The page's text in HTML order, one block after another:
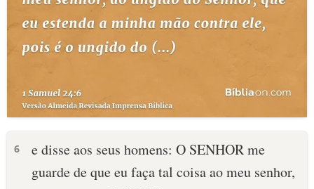
6
e disse aos seus homens: O SENHOR me
guarde de que eu faça tal coisa ao meu senhor,